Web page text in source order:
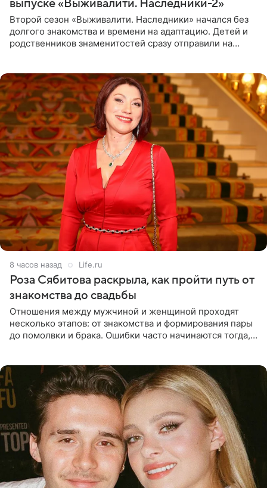
выпуске «Выживалити. Наследники-2»
Второй сезон «Выживалити. Наследники» начался без
долгого знакомства и времени на адаптацию. Детей и
родственников знаменитостей сразу отправили на
8 часов назад Life.ru
Роза Сябитова раскрыла, как пройти путь от
знакомства до свадьбы
Отношения между мужчиной и женщиной проходят
несколько этапов: от знакомства и формирования пары
до помолвки и брака. Ошибки часто начинаются тогда,